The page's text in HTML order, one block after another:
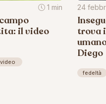
1 min
il video
video
24
trova
Diego
fedeltà